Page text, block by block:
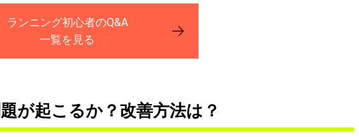
ランニング初心者のQ&A
一覧を見る
が起こるか？改善方法は？